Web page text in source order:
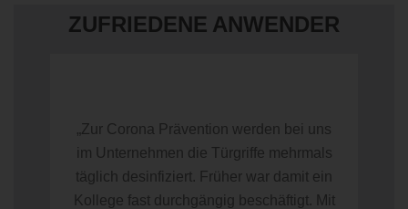
ZUFRIEDENE ANWENDER
„Zur Corona Prävention werden bei uns
im Unternehmen die Türgriffe mehrmals
täglich desinfiziert. Früher war damit ein
Kollege fast durchgängig beschäftigt. Mit